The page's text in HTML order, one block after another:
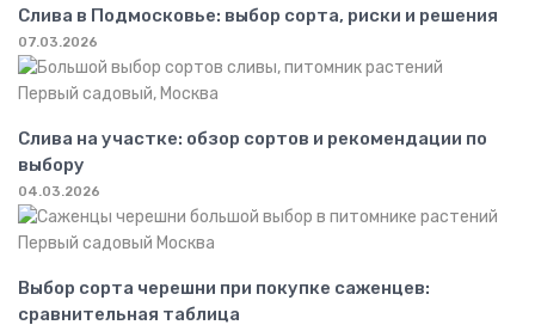
Слива в Подмосковье: выбор сорта, риски и решения
07.03.2026
Слива на участке: обзор сортов и рекомендации по
выбору
04.03.2026
Выбор сорта черешни при покупке саженцев:
сравнительная таблица